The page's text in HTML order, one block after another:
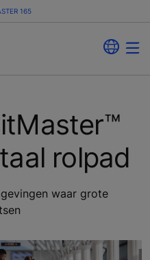
165
rolpad
waar grote